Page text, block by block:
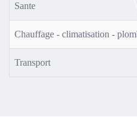
Sante
Chauffage - climatisation -
Transport